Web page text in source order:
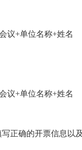
议+单位名称+姓名
议+单位名称+姓名
正确的开票信息以